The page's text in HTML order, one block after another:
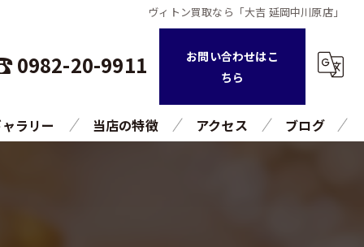
ヴィトン買取なら「大吉 延岡中川原店」
0982-20-9911
お問い合わせはこ
ちら
ラリー 当店の特徴 アクセス ブログ